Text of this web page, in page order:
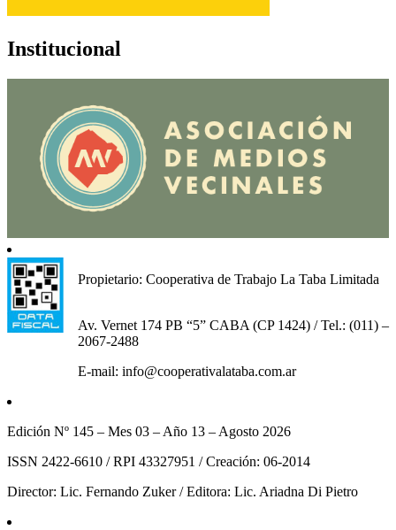
Institucional
Propietario: Cooperativa de Trabajo La Taba Limitada
Av. Vernet 174 PB “5” CABA (CP 1424) / Tel.: (011) –
2067-2488
E-mail: info@cooperativalataba.com.ar
Edición Nº 145 – Mes 03 – Año 13 – Agosto 2026
ISSN 2422-6610 / RPI 43327951 / Creación: 06-2014
Director: Lic. Fernando Zuker / Editora: Lic. Ariadna Di Pietro